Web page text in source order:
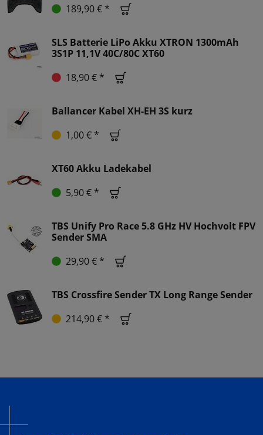
189,90 € *
SLS Batterie LiPo Akku XTRON 1300mAh
3S1P 11,1V 40C/80C XT60
18,90 € *
Ballancer Kabel XH-EH 3S kurz
1,00 € *
XT60 Akku Ladekabel
5,90 € *
TBS Unify Pro Race 5.8 GHz HV Hochvolt FPV
Sender SMA
29,90 € *
TBS Crossfire Sender TX Long Range Sender
214,90 € *